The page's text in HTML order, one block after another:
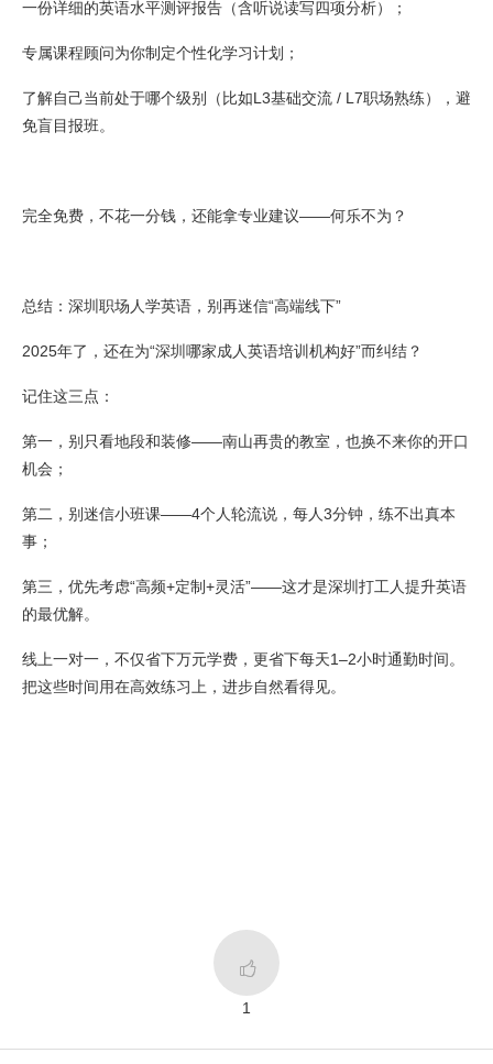
一份详细的英语水平测评报告（含听说读写四项分析）；
专属课程顾问为你制定个性化学习计划；
了解自己当前处于哪个级别（比如L3基础交流 / L7职场熟练），避
免盲目报班。
完全免费，不花一分钱，还能拿专业建议——何乐不为？
总结：深圳职场人学英语，别再迷信“高端线下”
2025年了，还在为“深圳哪家成人英语培训机构好”而纠结？
记住这三点：
第一，别只看地段和装修——南山再贵的教室，也换不来你的开口
机会；
第二，别迷信小班课——4个人轮流说，每人3分钟，练不出真本
事；
第三，优先考虑“高频+定制+灵活”——这才是深圳打工人提升英语
的最优解。
线上一对一，不仅省下万元学费，更省下每天1–2小时通勤时间。
把这些时间用在高效练习上，进步自然看得见。

1